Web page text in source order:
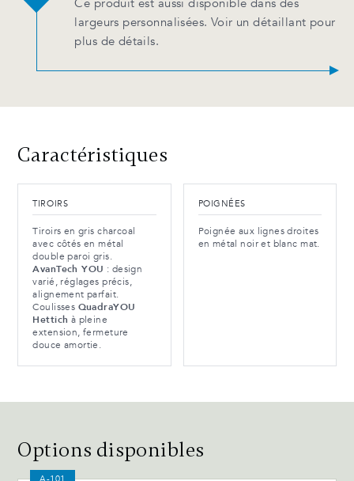
Ce produit est aussi disponible dans des
largeurs personnalisées. Voir un détaillant pour
plus de détails.
Caractéristiques
TIROIRS
Tiroirs en gris charcoal
avec côtés en métal
double paroi gris.
AvanTech YOU : design
varié, réglages précis,
alignement parfait.
Coulisses QuadraYOU
Hettich à pleine
extension, fermeture
douce amortie.
POIGNÉES
Poignée aux lignes droites
en métal noir et blanc mat.
Options disponibles